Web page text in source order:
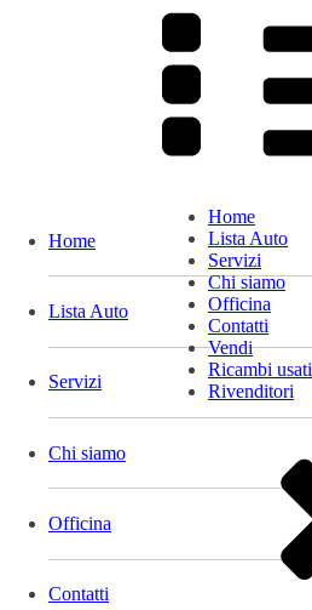
Home
Lista Auto
Servizi
Chi siamo
Officina
Contatti
Vendi
Ricambi usati
Rivenditori
Home
Lista Auto
Servizi
Chi siamo
Officina
Contatti